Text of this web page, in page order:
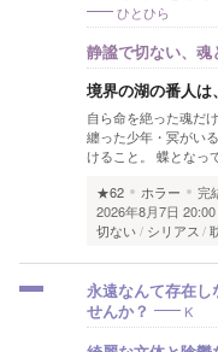
ひとひら
静謐で切ない、魂
境界の湖の番人は
自ら命を絶った魂だ
纏った少年・冥がい
けること。 蝶となっ
★62
ホラー 完
2026年8月7日
切ない
シリアス
永遠なんて存在し
せんか？
K